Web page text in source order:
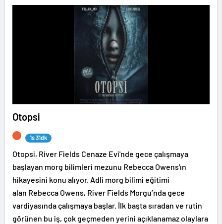
Otopsi
1s 31dk
Otopsi, River Fields Cenaze Evi'nde gece çalışmaya
başlayan morg bilimleri mezunu Rebecca Owens'ın
hikayesini konu alıyor. Adli morg bilimi eğitimi
alan Rebecca Owens, River Fields Morgu’nda gece
vardiyasında çalışmaya başlar. İlk başta sıradan ve rutin
görünen bu iş, çok geçmeden yerini açıklanamaz olaylara